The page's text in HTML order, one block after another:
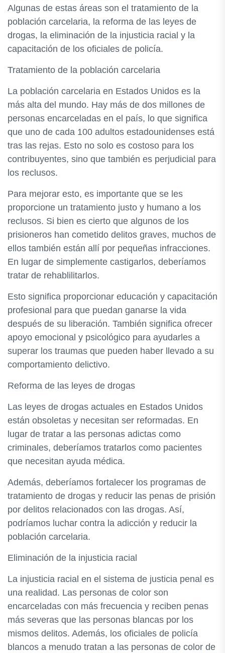
Algunas de estas áreas son el tratamiento de la
población carcelaria, la reforma de las leyes de
drogas, la eliminación de la injusticia racial y la
capacitación de los oficiales de policía.
Tratamiento de la población carcelaria
La población carcelaria en Estados Unidos es la
más alta del mundo. Hay más de dos millones de
personas encarceladas en el país, lo que significa
que uno de cada 100 adultos estadounidenses está
tras las rejas. Esto no solo es costoso para los
contribuyentes, sino que también es perjudicial para
los reclusos.
Para mejorar esto, es importante que se les
proporcione un tratamiento justo y humano a los
reclusos. Si bien es cierto que algunos de los
prisioneros han cometido delitos graves, muchos de
ellos también están allí por pequeñas infracciones.
En lugar de simplemente castigarlos, deberíamos
tratar de rehablilitarlos.
Esto significa proporcionar educación y capacitación
profesional para que puedan ganarse la vida
después de su liberación. También significa ofrecer
apoyo emocional y psicológico para ayudarles a
superar los traumas que pueden haber llevado a su
comportamiento delictivo.
Reforma de las leyes de drogas
Las leyes de drogas actuales en Estados Unidos
están obsoletas y necesitan ser reformadas. En
lugar de tratar a las personas adictas como
criminales, deberíamos tratarlos como pacientes
que necesitan ayuda médica.
Además, deberíamos fortalecer los programas de
tratamiento de drogas y reducir las penas de prisión
por delitos relacionados con las drogas. Así,
podríamos luchar contra la adicción y reducir la
población carcelaria.
Eliminación de la injusticia racial
La injusticia racial en el sistema de justicia penal es
una realidad. Las personas de color son
encarceladas con más frecuencia y reciben penas
más severas que las personas blancas por los
mismos delitos. Además, los oficiales de policía
blancos a menudo tratan a las personas de color de